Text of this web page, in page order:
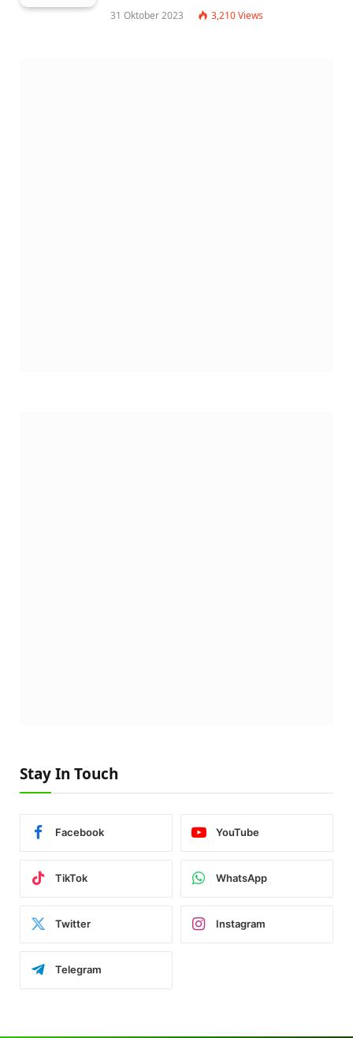
31 Oktober 2023 3,210Views
Stay In Touch
Facebook YouTube
TikTok WhatsApp
Twitter Instagram
Telegram